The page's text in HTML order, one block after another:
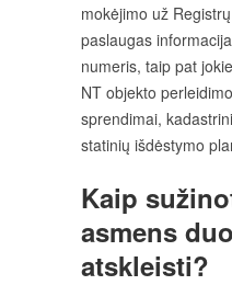
mokėjimo už
paslaugas
numeris, taip pat
NT objekto
sprendimai,
statinių išdėstymo
Kaip
asmens
atskleisti?